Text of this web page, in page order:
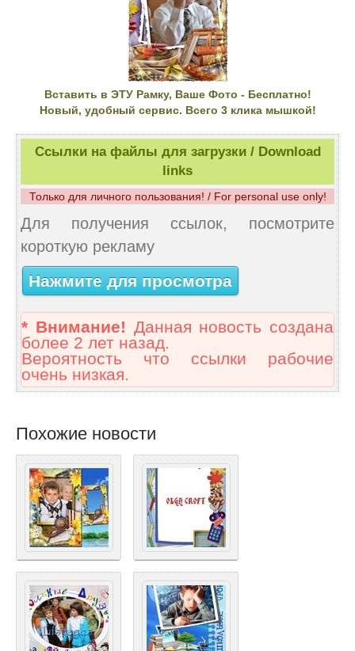
Вставить в ЭТУ Рамку, Ваше Фото - Бесплатно!
Новый, удобный сервис. Всего 3 клика мышкой!
Ссылки на файлы для загрузки / Download
links
Только для личного пользования! / For personal use only!
Для получения ссылок, посмотрите
короткую рекламу
Нажмите для просмотра
* Внимание! Данная новость создана
более 2 лет назад.
Вероятность что ссылки рабочие
очень низкая.
Похожие новости